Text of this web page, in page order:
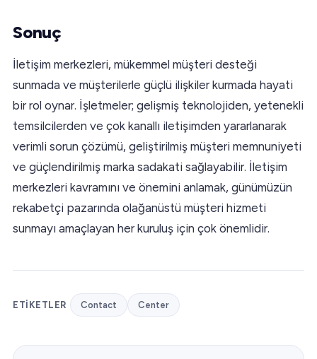
Sonuç
İletişim merkezleri, mükemmel müşteri desteği
sunmada ve müşterilerle güçlü ilişkiler kurmada hayati
bir rol oynar. İşletmeler; gelişmiş teknolojiden, yetenekli
temsilcilerden ve çok kanallı iletişimden yararlanarak
verimli sorun çözümü, geliştirilmiş müşteri memnuniyeti
ve güçlendirilmiş marka sadakati sağlayabilir. İletişim
merkezleri kavramını ve önemini anlamak, günümüzün
rekabetçi pazarında olağanüstü müşteri hizmeti
sunmayı amaçlayan her kuruluş için çok önemlidir.
ETIKETLER Contact Center